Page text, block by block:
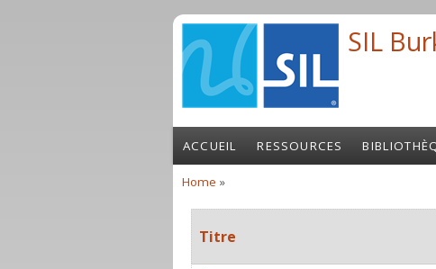
SIL
ACCUEIL RESSOURCES
Home »
Titre